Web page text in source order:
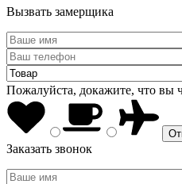
Вызвать замерщика
Пожалуйста, докажите, что вы
Заказать звонок